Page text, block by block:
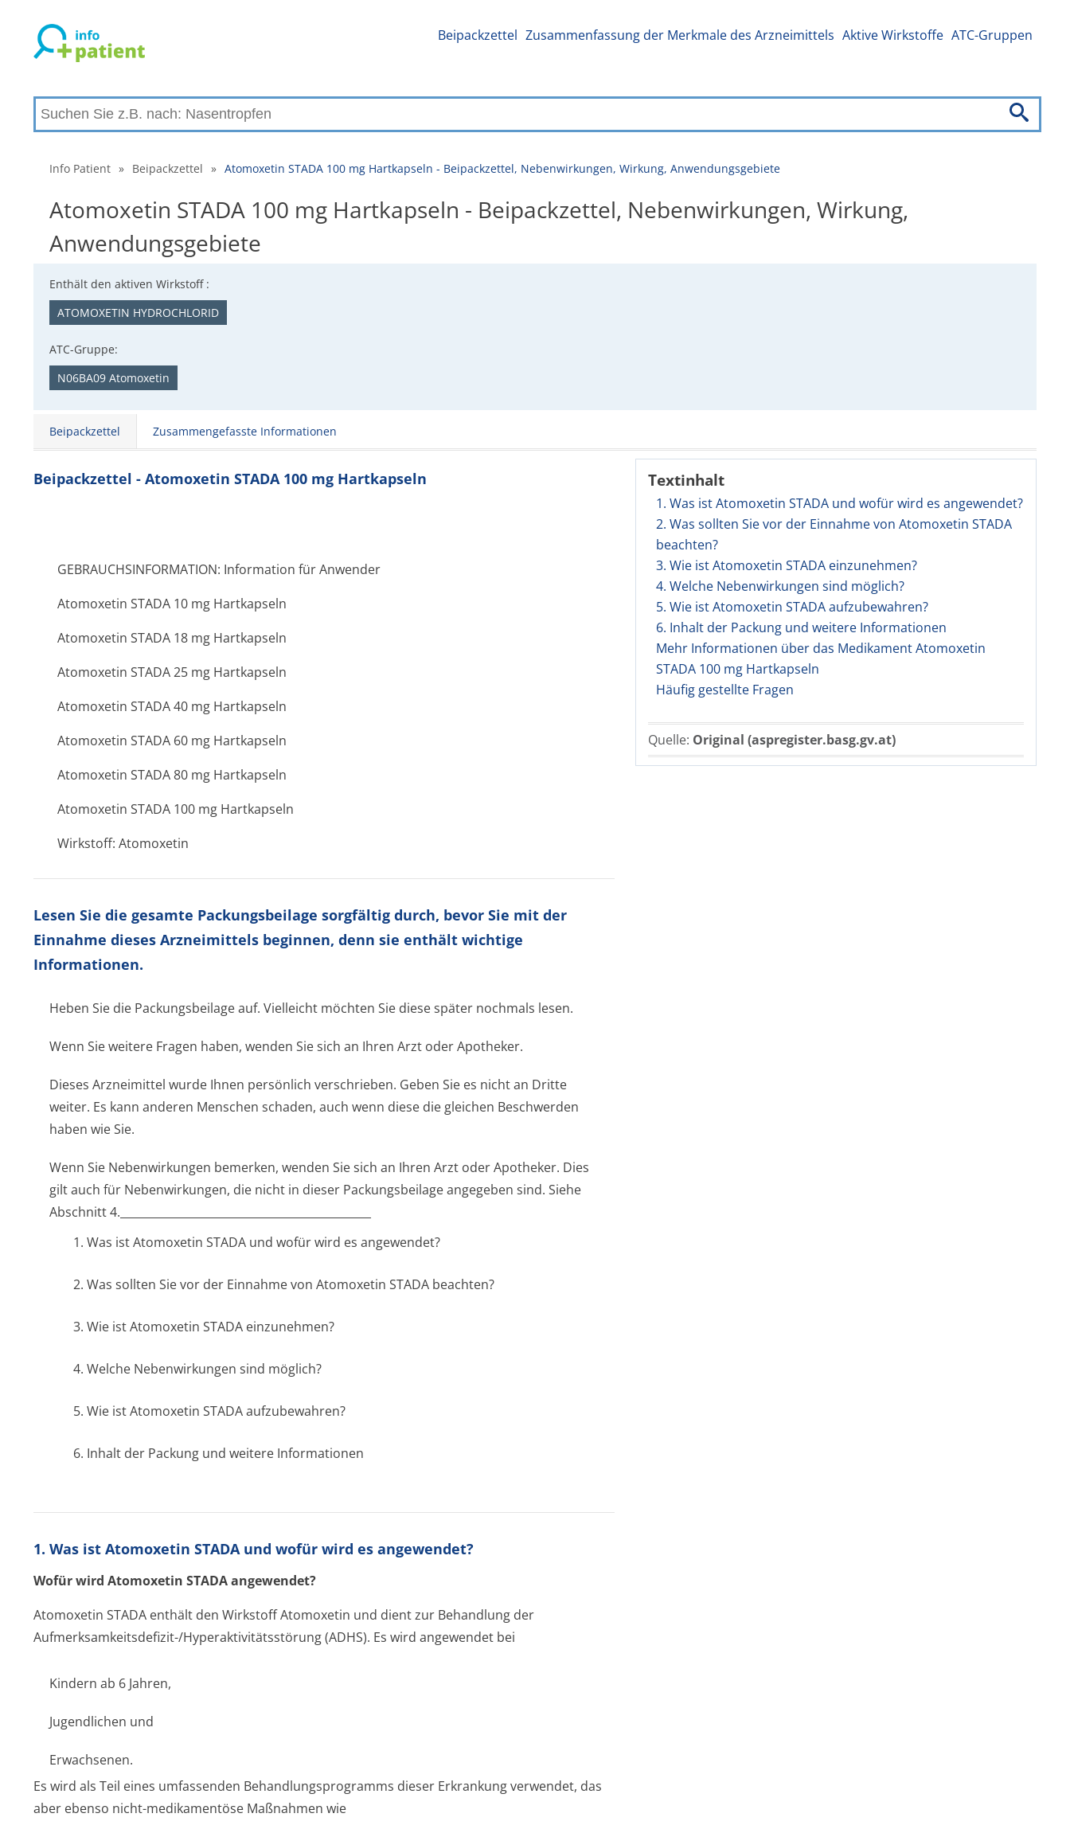
Beipackzettel Zusammenfassung der Merkmale des Arzneimittels Aktive Wirkstoffe ATC-Gruppen
Info Patient » Beipackzettel » Atomoxetin STADA 100 mg Hartkapseln - Beipackzettel, Nebenwirkungen, Wirkung, Anwendungsgebiete
Atomoxetin STADA 100 mg Hartkapseln - Beipackzettel, Nebenwirkungen, Wirkung,
Anwendungsgebiete
Enthält den aktiven Wirkstoff :
ATOMOXETIN HYDROCHLORID
ATC-Gruppe:
N06BA09 Atomoxetin
Beipackzettel Zusammengefasste Informationen
Textinhalt
1. Was ist Atomoxetin STADA und wofür wird es angewendet?
2. Was sollten Sie vor der Einnahme von Atomoxetin STADA
beachten?
3. Wie ist Atomoxetin STADA einzunehmen?
4. Welche Nebenwirkungen sind möglich?
5. Wie ist Atomoxetin STADA aufzubewahren?
6. Inhalt der Packung und weitere Informationen
Mehr Informationen über das Medikament Atomoxetin
STADA 100 mg Hartkapseln
Häufig gestellte Fragen
Quelle: Original (aspregister.basg.gv.at)
Beipackzettel - Atomoxetin STADA 100 mg Hartkapseln
GEBRAUCHSINFORMATION: Information für Anwender
Atomoxetin STADA 10 mg Hartkapseln
Atomoxetin STADA 18 mg Hartkapseln
Atomoxetin STADA 25 mg Hartkapseln
Atomoxetin STADA 40 mg Hartkapseln
Atomoxetin STADA 60 mg Hartkapseln
Atomoxetin STADA 80 mg Hartkapseln
Atomoxetin STADA 100 mg Hartkapseln
Wirkstoff: Atomoxetin
Lesen Sie die gesamte Packungsbeilage sorgfältig durch, bevor Sie mit der
Einnahme dieses Arzneimittels beginnen, denn sie enthält wichtige
Informationen.
Heben Sie die Packungsbeilage auf. Vielleicht möchten Sie diese später nochmals lesen.
Wenn Sie weitere Fragen haben, wenden Sie sich an Ihren Arzt oder Apotheker.
Dieses Arzneimittel wurde Ihnen persönlich verschrieben. Geben Sie es nicht an Dritte
weiter. Es kann anderen Menschen schaden, auch wenn diese die gleichen Beschwerden
haben wie Sie.
Wenn Sie Nebenwirkungen bemerken, wenden Sie sich an Ihren Arzt oder Apotheker. Dies
gilt auch für Nebenwirkungen, die nicht in dieser Packungsbeilage angegeben sind. Siehe
Abschnitt 4.___________­________________________­__________
1. Was ist Atomoxetin STADA und wofür wird es angewendet?
2. Was sollten Sie vor der Einnahme von Atomoxetin STADA beachten?
3. Wie ist Atomoxetin STADA einzunehmen?
4. Welche Nebenwirkungen sind möglich?
5. Wie ist Atomoxetin STADA aufzubewahren?
6. Inhalt der Packung und weitere Informationen
1. Was ist Atomoxetin STADA und wofür wird es angewendet?
Wofür wird Atomoxetin STADA angewendet?
Atomoxetin STADA enthält den Wirkstoff Atomoxetin und dient zur Behandlung der
Aufmerksamkeit­sdefizit-/Hyperaktivitätsstörung (ADHS). Es wird angewendet bei
Kindern ab 6 Jahren,
Jugendlichen und
Erwachsenen.
Es wird als Teil eines umfassenden Behandlungspro­gramms dieser Erkrankung verwendet, das
aber ebenso nicht-medikamentöse Maßnahmen wie